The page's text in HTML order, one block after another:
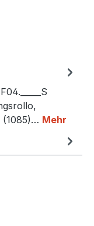
(1085)… Mehr